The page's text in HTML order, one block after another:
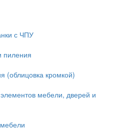
с ЧПУ
пиления
(облицовка кромкой)
мебели, дверей и